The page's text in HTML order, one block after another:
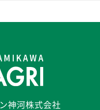
神河株式会社